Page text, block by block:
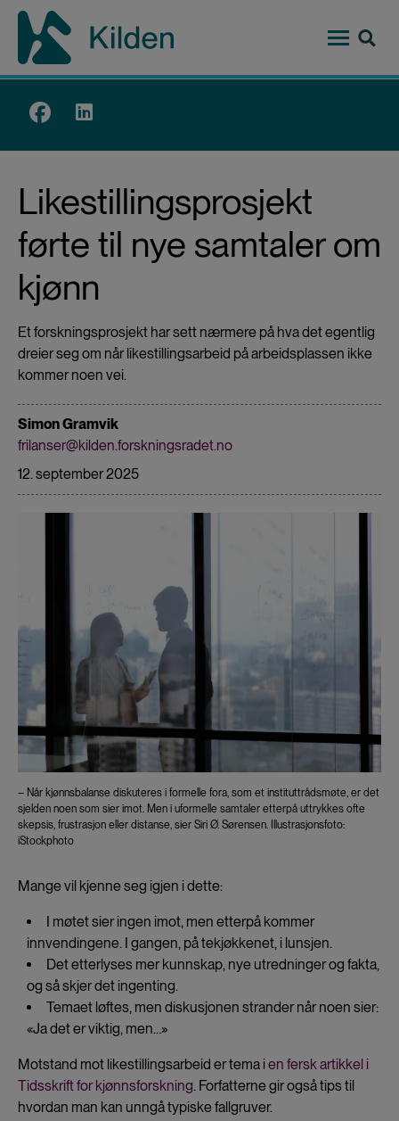
Hopp
hovedinnhold
Top
Likestillingsprosjekt
førte til nye samtaler om
kjønn
Et forskningsprosjekt har sett nærmere på hva det egentlig
dreier seg om når likestillingsarbeid på arbeidsplassen ikke
kommer noen vei.
Simon Gramvik
frilanser@kilden.forskningsradet.no
12. september 2025
– Når kjønnsbalanse diskuteres i formelle fora, som et instituttrådsmøte, er det
sjelden noen som sier imot. Men i uformelle samtaler etterpå uttrykkes ofte
skepsis, frustrasjon eller distanse, sier Siri Ø. Sørensen. Illustrasjonsfoto:
iStockphoto
Mange vil kjenne seg igjen i dette:
I møtet sier ingen imot, men etterpå kommer
innvendingene. I gangen, på tekjøkkenet, i lunsjen.
Det etterlyses mer kunnskap, nye utredninger og fakta,
og så skjer det ingenting.
Temaet løftes, men diskusjonen strander når noen sier:
«Ja det er viktig, men…»
Motstand mot likestillingsarbeid er tema ien fersk artikkel i
Tidsskrift for kjønnsforskning. Forfatterne gir også tips til
hvordan man kan unngå typiske fallgruver.